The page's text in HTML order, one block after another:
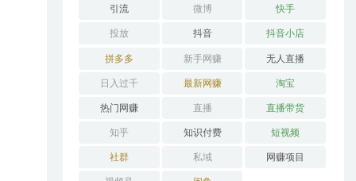
引流 微博 快手
投放 抖音 抖音小店
拼多多 新手网赚 无人直播
日入过千 最新网赚 淘宝
热门网赚 直播 直播带货
知乎 知识付费 短视频
社群 私域 网赚项目